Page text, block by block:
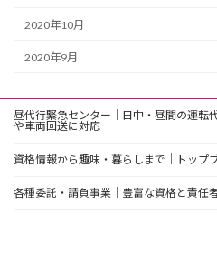
2020年10月
2020年9月
昼代行緊急センター｜日中・昼間の運転
や車両回送に対応
資格情報から趣味・暮らしまで｜トップ
各種委託・請負事業｜豊富な資格と責任